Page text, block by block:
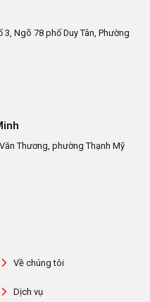
Ngõ 78 phố Duy Tân, Phường
Thương, phường Thạnh Mỹ
Về chúng tôi
Dịch vụ